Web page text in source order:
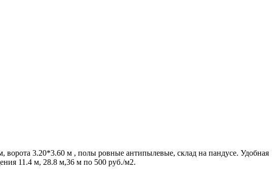
3.20*3.60 м , полы ровные антипылевые, склад на пандусе. Удобная
11.4 м, 28.8 м,36 м по 500 руб./м2.